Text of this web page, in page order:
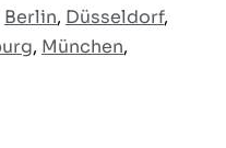
Berlin, Düsseldorf,
, München,